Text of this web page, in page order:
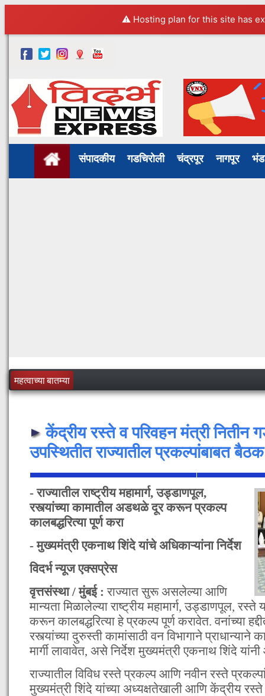
⚠️ Hosting plan for this site has
संपादकीय गडचिरोली चंद्रपूर नागपूर
महत्वाच्या बातम्या
केंद्रीय रस्ते व परिवहन मंत्री नितीन
उपस्थितीत राज्यातील प्रकल्पांबाबत बैठक
- राज्यातील राष्ट्रीय महामार्ग, उड्डाणपूल,
रस्त्यांच्या कामातील अडथळे दूर करून प्रकल्प
कालबद्धरित्या पूर्ण करा
- मुख्यमंत्री एकनाथ शिंदे यांचे अधिकाऱ्यांना निर्देश
विदर्भ न्यूज एक्सप्रेस
वृत्तसंस्था / मुंबई :राज्यात सुरू असलेल्या आणि
मान्यता मिळालेल्या राष्ट्रीय महामार्ग, उड्डाणपूल,
करून कालबद्धरित्या हे प्रकल्प पूर्ण करावेत. वनांच्या
रस्त्यांच्या दुरुस्ती कामांसाठी वन विभागाने प्राधान्याने
मार्गी लावावेत, असे निर्देश मुख्यमंत्री एकनाथ शिंदे
राज्यातील विविध रस्ते प्रकल्प आणि नवीन रस्ते
मुख्यमंत्री शिंदे यांच्या अध्यक्षतेखाली आणि केंद्रीय रस्ते